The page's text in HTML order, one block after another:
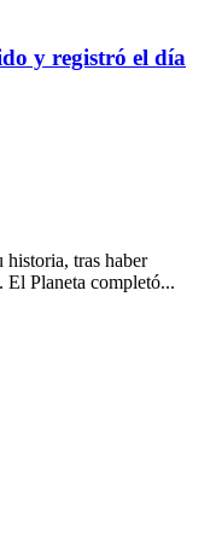
y registró el día
historia, tras haber
El Planeta completó...